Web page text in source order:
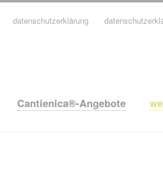
Cantienica®-Angebote
datenschutzerklärung